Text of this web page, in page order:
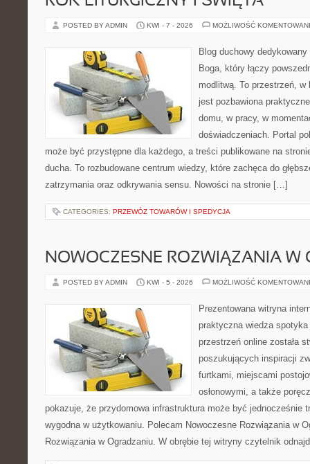
POSTED BY ADMIN KWI - 7 - 2026 MOŻLIWOŚĆ
Blog duchowy
Boga, który łączy
modlitwą. To przestrzeń,
jest pozbawiona
domu, w pracy, w
doświadczeniach. Portal
może być przystępne dla każdego, a treści publikowane na
ducha. To rozbudowane centrum wiedzy, które zachęca do
zatrzymania oraz odkrywania sensu. Nowości na stronie […]
CATEGORIES: PRZEWÓZ TOWARÓW I SPEDYCJA
NOWOCZESNE ROZWIĄZANIA W
POSTED BY ADMIN KWI - 5 - 2026 MOŻLIWOŚĆ
Prezentowana witryna
praktyczna wiedza
przestrzeń online została
poszukujących inspiracji
furtkami, miejscami
osłonowymi, a także
pokazuje, że przydomowa infrastruktura może być jednocześnie
wygodna w użytkowaniu. Polecam Nowoczesne Rozwiązania w
Rozwiązania w Ogradzaniu. W obrębie tej witryny czytelnik